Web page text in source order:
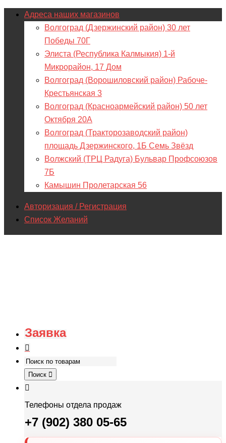
Адреса наших магазинов
Волгоград (Дзержинский район) 30 лет
Победы 70Г
Элиста (Республика Калмыкия) 1-й
Микрорайон, 17 Дом
Волгоград (Ворошиловский район) Рабоче-
Крестьянская 3
Волгоград (Красноармейский район) 50 лет
Октября 20А
Волгоград (Тракторозаводский район)
площадь Дзержинского, 1Б Семь Звёзд
Волжский (ТРЦ Радуга) Бульвар Профсоюзов
7Б
Камышин Пролетарская 56
Авторизация / Регистрация
Список Желаний
Заявка
Поиск
Телефоны отдела продаж
+7 (902) 380 05-65